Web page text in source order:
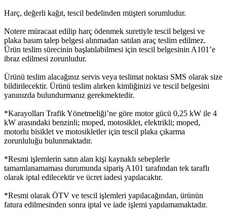
Harç, değerli kağıt, tescil bedelinden müşteri sorumludur.
Notere müracaat edilip harç ödenmek suretiyle tescil belgesi ve
plaka basım talep belgesi alınmadan satılan araç teslim edilmez.
Ürün teslim sürecinin başlatılabilmesi için tescil belgesinin A101’e
ibraz edilmesi zorunludur.
Ürünü teslim alacağınız servis veya teslimat noktası SMS olarak size
bildirilecektir. Ürünü teslim alırken kimliğinizi ve tescil belgesini
yanınızda bulundurmanız gerekmektedir.
*Karayolları Trafik Yönetmeliği’ne göre motor gücü 0,25 kW ile 4
kW arasındaki benzinli; moped, motosiklet, elektrikli; moped,
motorlu bisiklet ve motosikletler için tescil plaka çıkarma
zorunluluğu bulunmaktadır.
*Resmi işlemlerin satın alan kişi kaynaklı sebeplerle
tamamlanamaması durumunda sipariş A101 tarafından tek taraflı
olarak iptal edilecektir ve ücret iadesi yapılacaktır.
*Resmi olarak ÖTV ve tescil işlemleri yapılacağından, ürünün
fatura edilmesinden sonra iptal ve iade işlemi yapılamamaktadır.